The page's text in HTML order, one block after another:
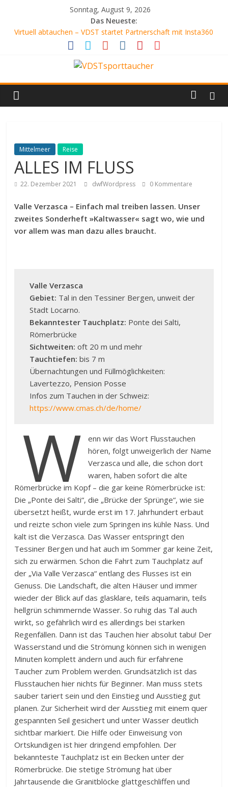
springen
Sonntag, August 9, 2026
Das Neueste:
Virtuell abtauchen – VDST startet Partnerschaft mit Insta360
SCHLANGENGRUBE
ATEMLOS SCHÖN
VDSTsporttaucher
Dein
Mittelmeer Reise
ALLES IM FLUSS
22. Dezember 2021 dwfWordpress 0 Kommentare
Valle Verzasca – Einfach mal treiben lassen. Unser
zweites Sonderheft »Kaltwasser« sagt wo, wie und
vor allem was man dazu alles braucht.
Valle Verzasca
Gebiet: Tal in den Tessiner Bergen, unweit der
Stadt Locarno.
Bekanntester Tauchplatz: Ponte dei Salti,
Römerbrücke
Sichtweiten: oft 20 m und mehr
Tauchtiefen: bis 7 m
Übernachtungen und Füllmöglichkeiten:
Lavertezzo, Pension Posse
Infos zum Tauchen in der Schweiz:
https://www.cmas.ch/de/home/
W
enn wir das Wort Flusstauchen
hören, folgt unweigerlich der Name
Verzasca und alle, die schon dort
waren, haben sofort die alte
Römerbrücke im Kopf – die gar keine Römerbrücke ist:
Die „Ponte dei Salti“, die „Brücke der Sprünge“, wie sie
übersetzt heißt, wurde erst im 17. Jahrhundert erbaut
und reizte schon viele zum Springen ins kühle Nass. Und
kalt ist die Verzasca. Das Wasser entspringt den
Tessiner Bergen und hat auch im Sommer gar keine Zeit,
sich zu erwärmen. Schon die Fahrt zum Tauchplatz auf
der „Via Valle Verzasca“ entlang des Flusses ist ein
Genuss. Die Landschaft, die alten Häuser und immer
wieder der Blick auf das glasklare, teils aquamarin, teils
hellgrün schimmernde Wasser. So ruhig das Tal auch
wirkt, so gefährlich wird es allerdings bei starken
Regenfällen. Dann ist das Tauchen hier absolut tabu! Der
Wasserstand und die Strömung können sich in wenigen
Minuten komplett ändern und auch für erfahrene
Taucher zum Problem werden. Grundsätzlich ist das
Flusstauchen hier nichts für Beginner. Man muss stets
sauber tariert sein und den Einstieg und Ausstieg gut
planen. Zur Sicherheit wird der Ausstieg mit einem quer
gespannten Seil gesichert und unter Wasser deutlich
sichtbar markiert. Die Hilfe oder Einweisung von
Ortskundigen ist hier dringend empfohlen. Der
bekannteste Tauchplatz ist ein Becken unter der
Römerbrücke. Die stetige Strömung hat über
Jahrtausende die Granitblöcke glattgeschliffen und